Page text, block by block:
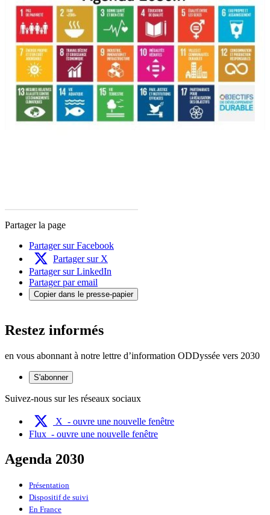
Partager la page
Partager sur Facebook
Partager sur X
Partager sur LinkedIn
Partager par email
Copier dans le presse-papier
Restez informés
en vous abonnant à notre lettre d’information ODDyssée vers 2030
S'abonner
Suivez-nous sur les réseaux sociaux
X - ouvre une nouvelle fenêtre
Flux - ouvre une nouvelle fenêtre
Agenda 2030
Présentation
Dispositif de suivi
En France